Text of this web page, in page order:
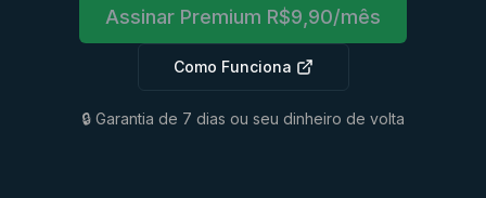
Assinar Premium R$9,90/mês
Como Funciona
🔒 Garantia de 7 dias ou seu dinheiro de volta